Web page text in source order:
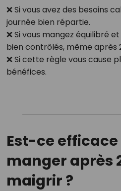
❌ Si vous avez des besoins
journée bien répartie.
❌ Si vous mangez équilibré
bien contrôlés, même après
❌ Si cette règle vous cause
bénéfices.
Est-ce
manger après
maigrir ?